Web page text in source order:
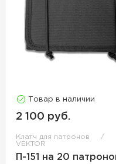
Товар в наличии
2 100 руб.
Клатч для патронов
VEKTOR
П-151 на 20